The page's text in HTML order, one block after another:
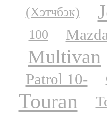
(Хэтчбэк)
100
Multivan
Patrol 10-
Touran